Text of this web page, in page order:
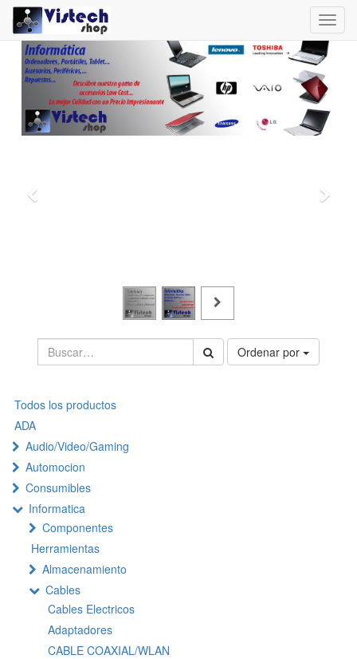
Ordenar por
Todos los productos
ADA
Audio/Video/Gaming
Automocion
Consumibles
Informatica
Componentes
Herramientas
Almacenamiento
Cables
Cables Electricos
Adaptadores
CABLE COAXIAL/WLAN